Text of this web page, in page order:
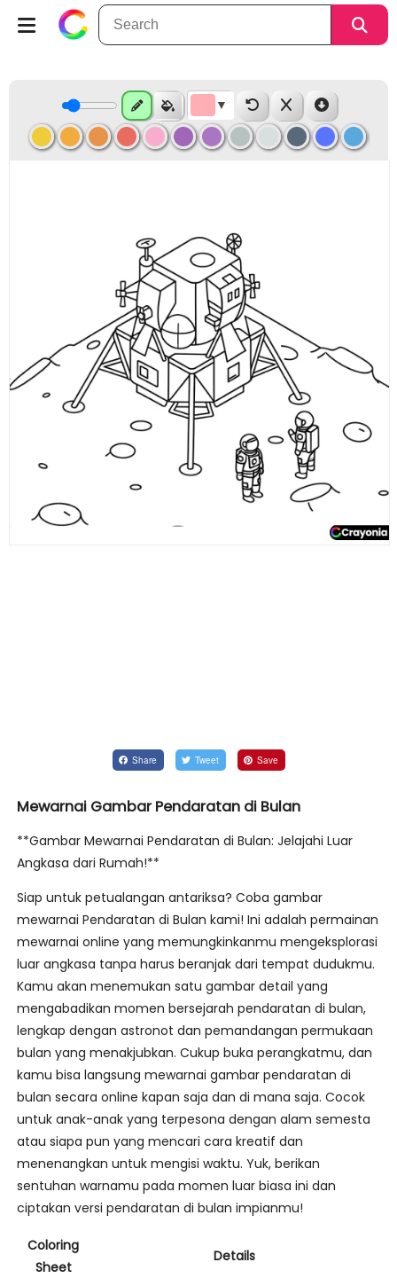
Share Tweet Save
Mewarnai Gambar Pendaratan di Bulan
**Gambar Mewarnai Pendaratan di Bulan: Jelajahi Luar
Angkasa dari Rumah!**
Siap untuk petualangan antariksa? Coba gambar
mewarnai Pendaratan di Bulan kami! Ini adalah permainan
mewarnai online yang memungkinkanmu mengeksplorasi
luar angkasa tanpa harus beranjak dari tempat dudukmu.
Kamu akan menemukan satu gambar detail yang
mengabadikan momen bersejarah pendaratan di bulan,
lengkap dengan astronot dan pemandangan permukaan
bulan yang menakjubkan. Cukup buka perangkatmu, dan
kamu bisa langsung mewarnai gambar pendaratan di
bulan secara online kapan saja dan di mana saja. Cocok
untuk anak-anak yang terpesona dengan alam semesta
atau siapa pun yang mencari cara kreatif dan
menenangkan untuk mengisi waktu. Yuk, berikan
sentuhan warnamu pada momen luar biasa ini dan
ciptakan versi pendaratan di bulan impianmu!
Coloring
Sheet
Details